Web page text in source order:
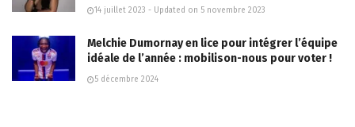
14 juillet 2023 - Updated on 5 novembre 2023
Melchie Dumornay en lice pour intégrer l’équipe
idéale de l’année : mobilison-nous pour voter !
5 décembre 2024